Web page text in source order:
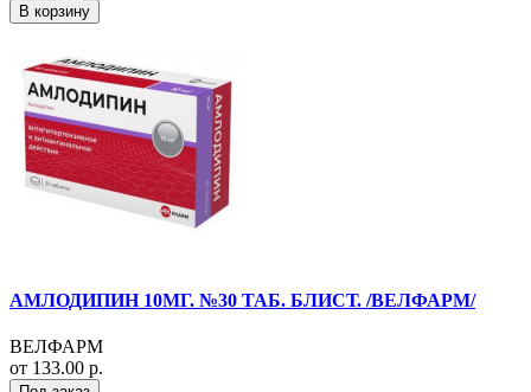
В корзину
АМЛОДИПИН 10МГ. №30 ТАБ. БЛИСТ. /ВЕЛФАРМ/
ВЕЛФАРМ
от 133.00 р.